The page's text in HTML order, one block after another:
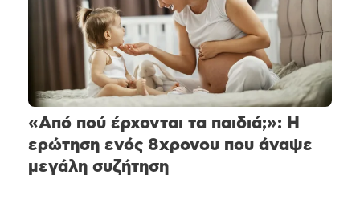
«Από πού έρχονται τα παιδιά;»: Η
ερώτηση ενός 8χρονου που άναψε
μεγάλη συζήτηση